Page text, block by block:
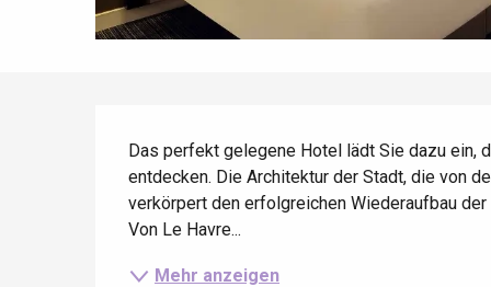
Beschreibung
Das perfekt gelegene Hotel lädt Sie dazu ein,
entdecken. Die Architektur der Stadt, die von
verkörpert den erfolgreichen Wiederaufbau
Von Le Havre...
Mehr anzeigen